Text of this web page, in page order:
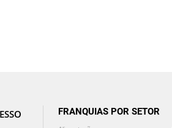
FRANQUIAS POR SETOR